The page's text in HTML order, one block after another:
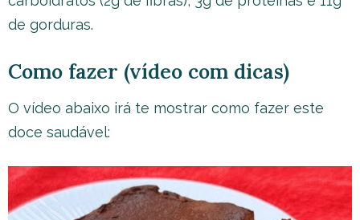
de gorduras.
Como fazer (vídeo com dicas)
O vídeo abaixo irá te mostrar como fazer este
doce saudável: